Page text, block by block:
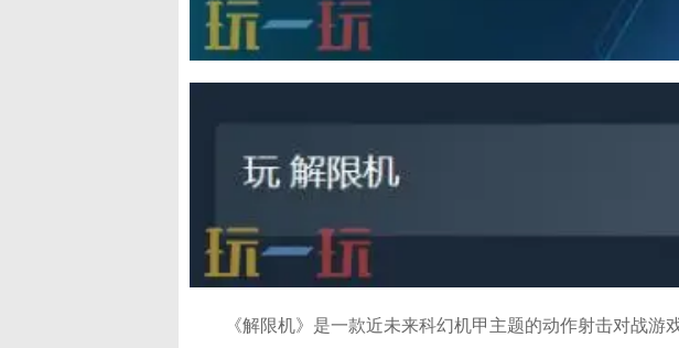
《解限机》是一款近未来科幻机甲主题的动作射击对战